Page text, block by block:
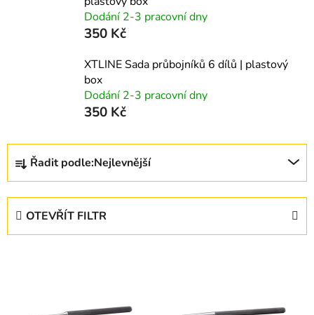
Dodání 2-3 pracovní dny
350 Kč
XTLINE Sada průbojníků 6 dílů | plastový
box
Dodání 2-3 pracovní dny
350 Kč
Ř
z
Řadit podle:Nejlevnější
OTEVŘÍT FILTR